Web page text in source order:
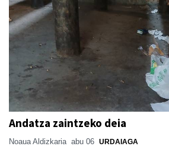
Andatza zaintzeko deia
Noaua Aldizkaria abu 06 URDAIAGA